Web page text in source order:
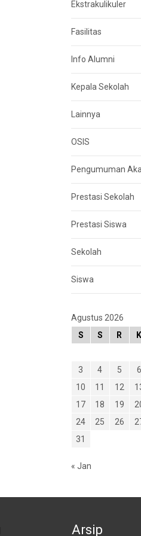
Ekstrakulikuler
Fasilitas
Info Alumni
Kepala Sekolah
Lainnya
OSIS
Pengumuman
Prestasi Sekolah
Prestasi Siswa
Sekolah
Siswa
Agustus 2026
S
S R K
3
4 5 6
10
11 12
17
18 19
24
25 26
31
« Jan
Arsip